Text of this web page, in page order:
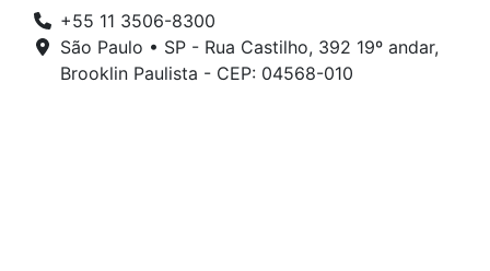
+55 11 3506-8300
São Paulo • SP - Rua Castilho, 392 19º andar,
Brooklin Paulista - CEP: 04568-010